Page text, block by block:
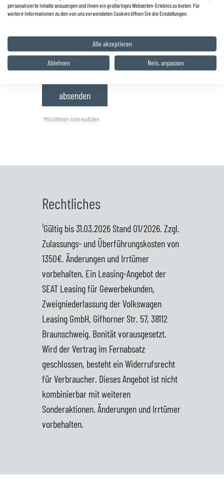
Datenschutzbestimmungen
und akzeptiert.
*Pflichtfelder bitte ausfüllen
Rechtliches
¹Gültig bis 31.03.2026 Stand 01/2026. Zzgl.
Zulassungs- und Überführungskosten von
1350€. Änderungen und Irrtümer
vorbehalten. Ein Leasing-Angebot der
SEAT Leasing für Gewerbekunden,
Zweigniederlassung der Volkswagen
Leasing GmbH, Gifhorner Str. 57, 38112
Braunschweig. Bonität vorausgesetzt.
Wird der Vertrag im Fernabsatz
geschlossen, besteht ein Widerrufsrecht
für Verbraucher. Dieses Angebot ist nicht
kombinierbar mit weiteren
Sonderaktionen. Änderungen und Irrtümer
vorbehalten.
personalisierte Inhalte anzuzeigen und Ihnen ein großartiges Webseiten-Erlebnis zu bieten. Für
weitere Informationen zu den von uns verwendeten Cookies öffnen Sie die Einstellungen.
Alle akzeptieren
Ablehnen Nein, anpassen